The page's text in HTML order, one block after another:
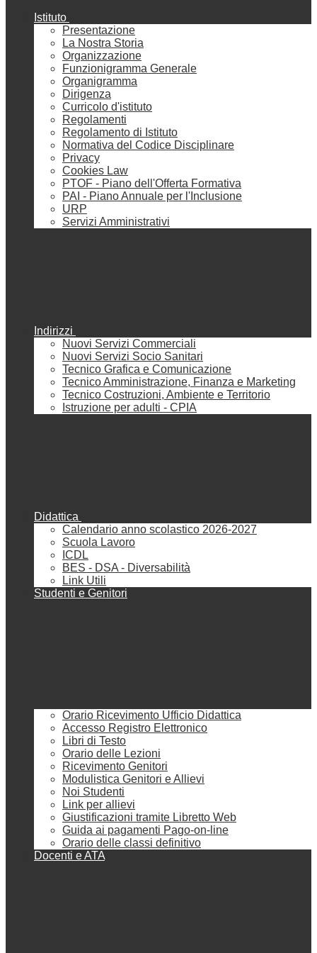
Istituto
Presentazione
La Nostra Storia
Organizzazione
Funzionigramma Generale
Organigramma
Dirigenza
Curricolo d'istituto
Regolamenti
Regolamento di Istituto
Normativa del Codice Disciplinare
Privacy
Cookies Law
PTOF - Piano dell'Offerta Formativa
PAI - Piano Annuale per l'Inclusione
URP
Servizi Amministrativi
Indirizzi
Nuovi Servizi Commerciali
Nuovi Servizi Socio Sanitari
Tecnico Grafica e Comunicazione
Tecnico Amministrazione, Finanza e Marketing
Tecnico Costruzioni, Ambiente e Territorio
Istruzione per adulti - CPIA
Didattica
Calendario anno scolastico 2026-2027
Scuola Lavoro
ICDL
BES - DSA - Diversabilità
Link Utili
Studenti e Genitori
Orario Ricevimento Ufficio Didattica
Accesso Registro Elettronico
Libri di Testo
Orario delle Lezioni
Ricevimento Genitori
Modulistica Genitori e Allievi
Noi Studenti
Link per allievi
Giustificazioni tramite Libretto Web
Guida ai pagamenti Pago-on-line
Orario delle classi definitivo
Docenti e ATA